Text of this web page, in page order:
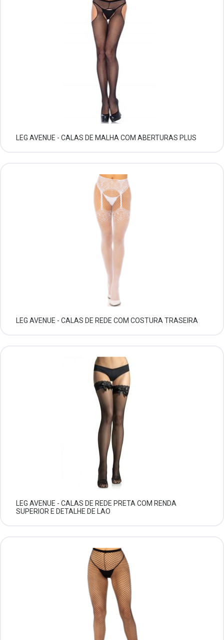
LEG AVENUE - CALAS DE MALHA COM ABERTURAS PLUS
LEG AVENUE - CALAS DE REDE COM COSTURA TRASEIRA
LEG AVENUE - CALAS DE REDE PRETA COM RENDA
SUPERIOR E DETALHE DE LAO